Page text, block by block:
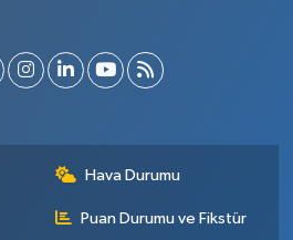
Hava Durumu
Puan Durumu ve Fikstür